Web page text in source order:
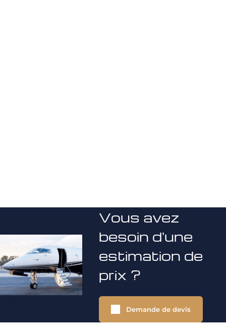
Vous avez
besoin d'une
estimation de
prix ?
Demande de devis